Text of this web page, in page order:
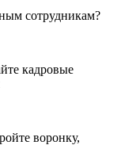
сотрудникам?
кадровые
воронку,